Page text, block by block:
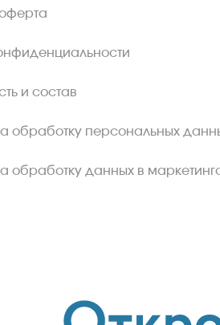
и состав
обработку персональных
обработку данных в